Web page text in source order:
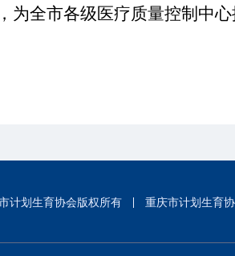
全市各级医疗质量控制中
计划生育协会版权所有 重庆市计划生育